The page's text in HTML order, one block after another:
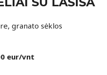
granato sėklos
eur/vnt